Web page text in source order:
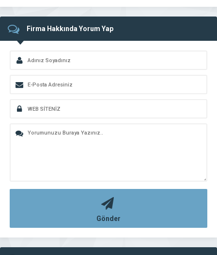
Firma Hakkında Yorum Yap
Gönder